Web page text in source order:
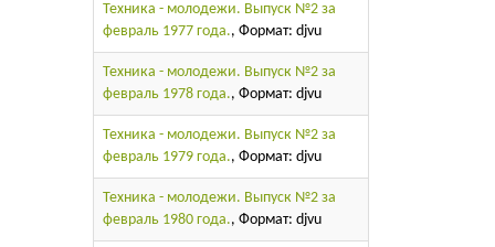
Техника - молодежи. Выпуск №2 за
февраль 1977 года., Формат: djvu
Техника - молодежи. Выпуск №2 за
февраль 1978 года., Формат: djvu
Техника - молодежи. Выпуск №2 за
февраль 1979 года., Формат: djvu
Техника - молодежи. Выпуск №2 за
февраль 1980 года., Формат: djvu